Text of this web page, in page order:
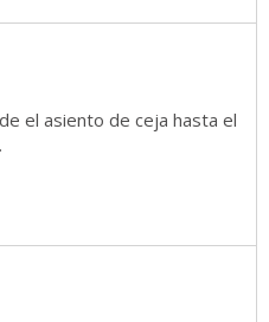
el asiento de ceja hasta el